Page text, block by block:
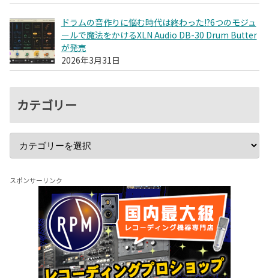
ドラムの音作りに悩む時代は終わった!?6つのモジュ
ールで魔法をかけるXLN Audio DB-30 Drum Butter
が発売
2026年3月31日
カテゴリー
スポンサーリンク